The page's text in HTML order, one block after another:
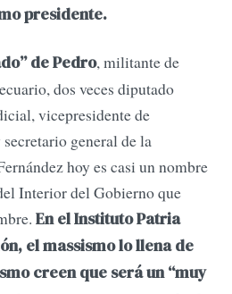
presidente.
de Pedro, militante de
dos veces diputado
vicepresidente de
general de la
hoy es casi un nombre
Interior del Gobierno que
En el Instituto Patria
el massismo lo llena de
creen que será un “muy